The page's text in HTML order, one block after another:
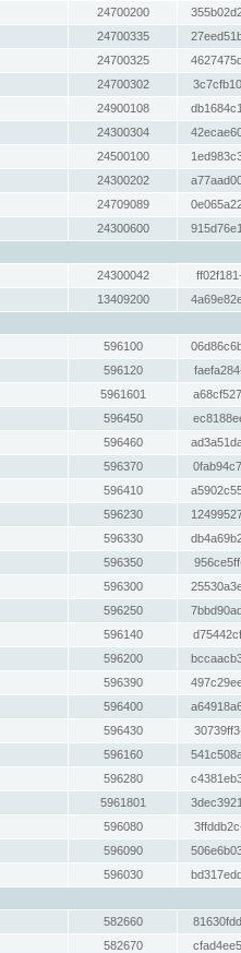
24700200
24700335
24700325
24700302
24900108
24300304
24500100
24300202
24709089
24300600
24300042
13409200
596100
596120
5961601
596450
596460
596370
596410
596230
596330
596350
596300
596250
596140
596200
596390
596400
596430
596160
596280
5961801
596080
596090
596030
582660
582670